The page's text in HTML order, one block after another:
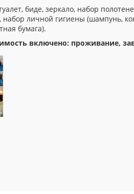
биде, зеркало, набор
набор личной гигиены (шампунь,
бумага).
включено: проживание,